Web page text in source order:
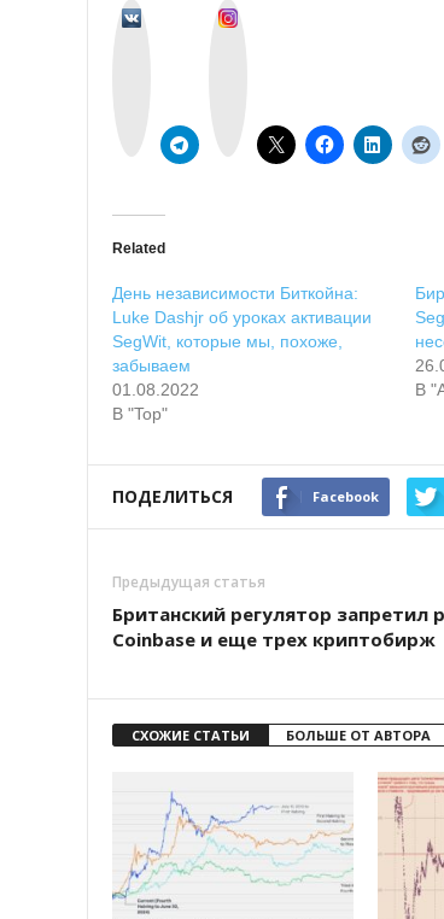
Related
День независимости Биткойна:
Luke Dashjr об уроках активации
SegWit, которые мы, похоже,
забываем
01.08.2022
В "Top"
В
ПОДЕЛИТЬСЯ Facebook
Предыдущая статья
Британский регулятор запретил
Coinbase и еще трех криптобирж
СХОЖИЕ СТАТЬИ БОЛЬШЕ ОТ АВТОРА